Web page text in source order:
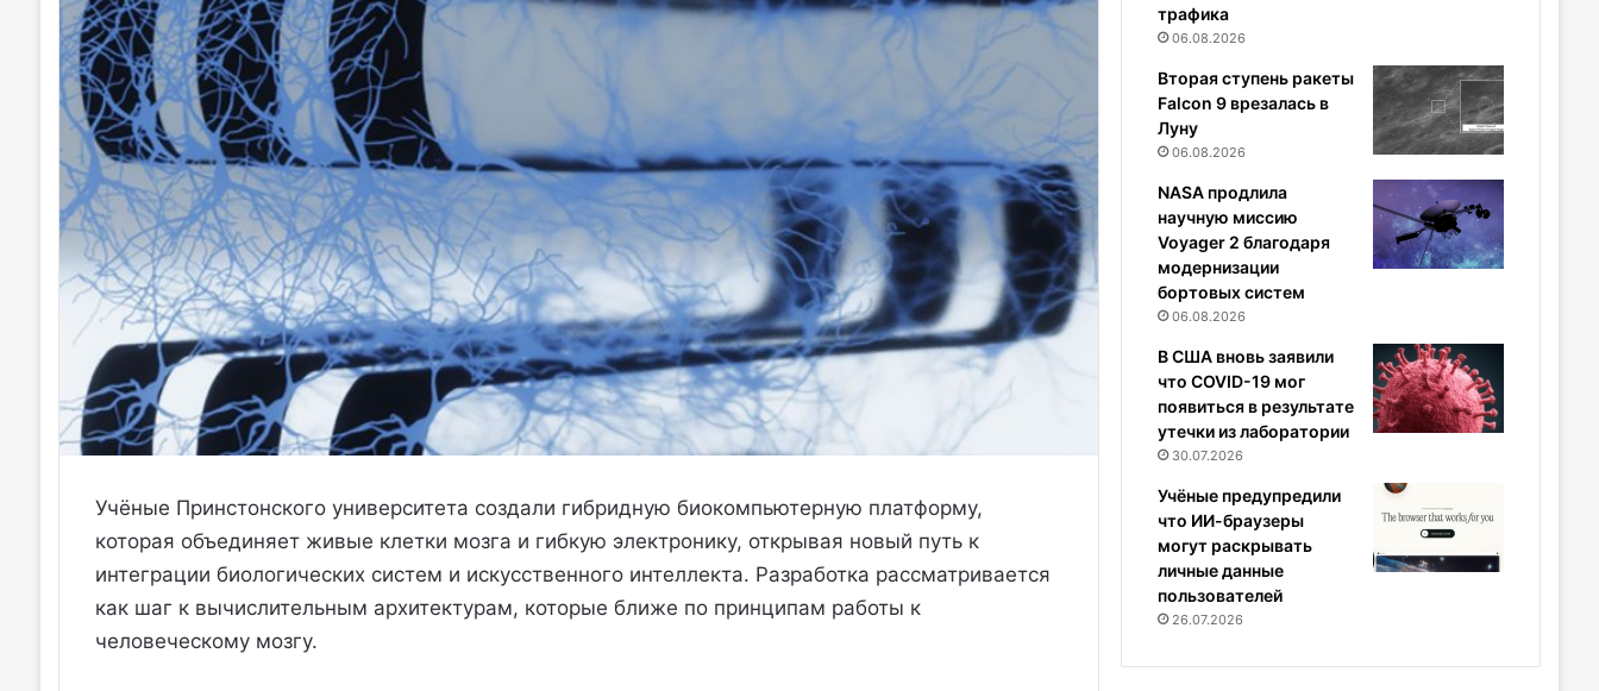
Учёные Принстонского университета создали гибридную биокомпьютерную платформу,
которая объединяет живые клетки мозга и гибкую электронику, открывая новый путь к
интеграции биологических систем и искусственного интеллекта. Разработка рассматривается
как шаг к вычислительным архитектурам, которые ближе по принципам работы к
человеческому мозгу.
трафика
06.08.2026
Вторая ступень ракеты
Falcon 9 врезалась в
Луну
06.08.2026
NASA продлила
научную миссию
Voyager 2 благодаря
модернизации
бортовых систем
06.08.2026
В США вновь заявили
что COVID-19 мог
появиться в результате
утечки из лаборатории
30.07.2026
Учёные предупредили
что ИИ-браузеры
могут раскрывать
личные данные
пользователей
26.07.2026